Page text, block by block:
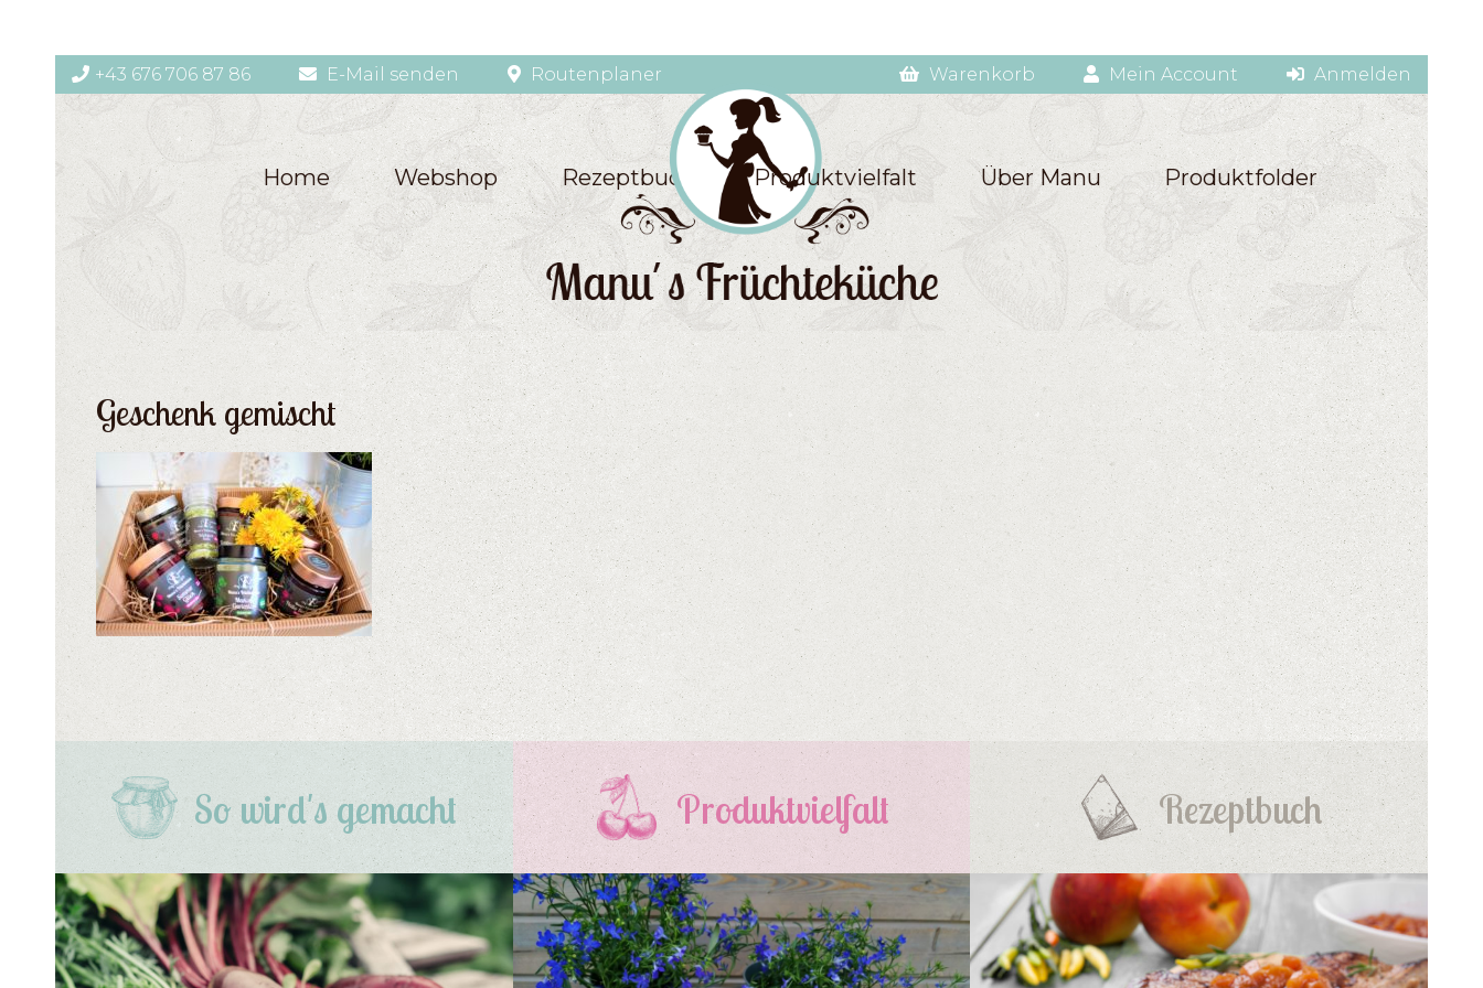
+43 676 706 87 86 E-Mail senden Routenplaner Warenkorb Mein Account Anmelden
Home Webshop Rezeptbuch Produktvielfalt Über Manu Produktfolder
Geschenk gemischt
So wird's gemacht Produktvielfalt Rezeptbuch